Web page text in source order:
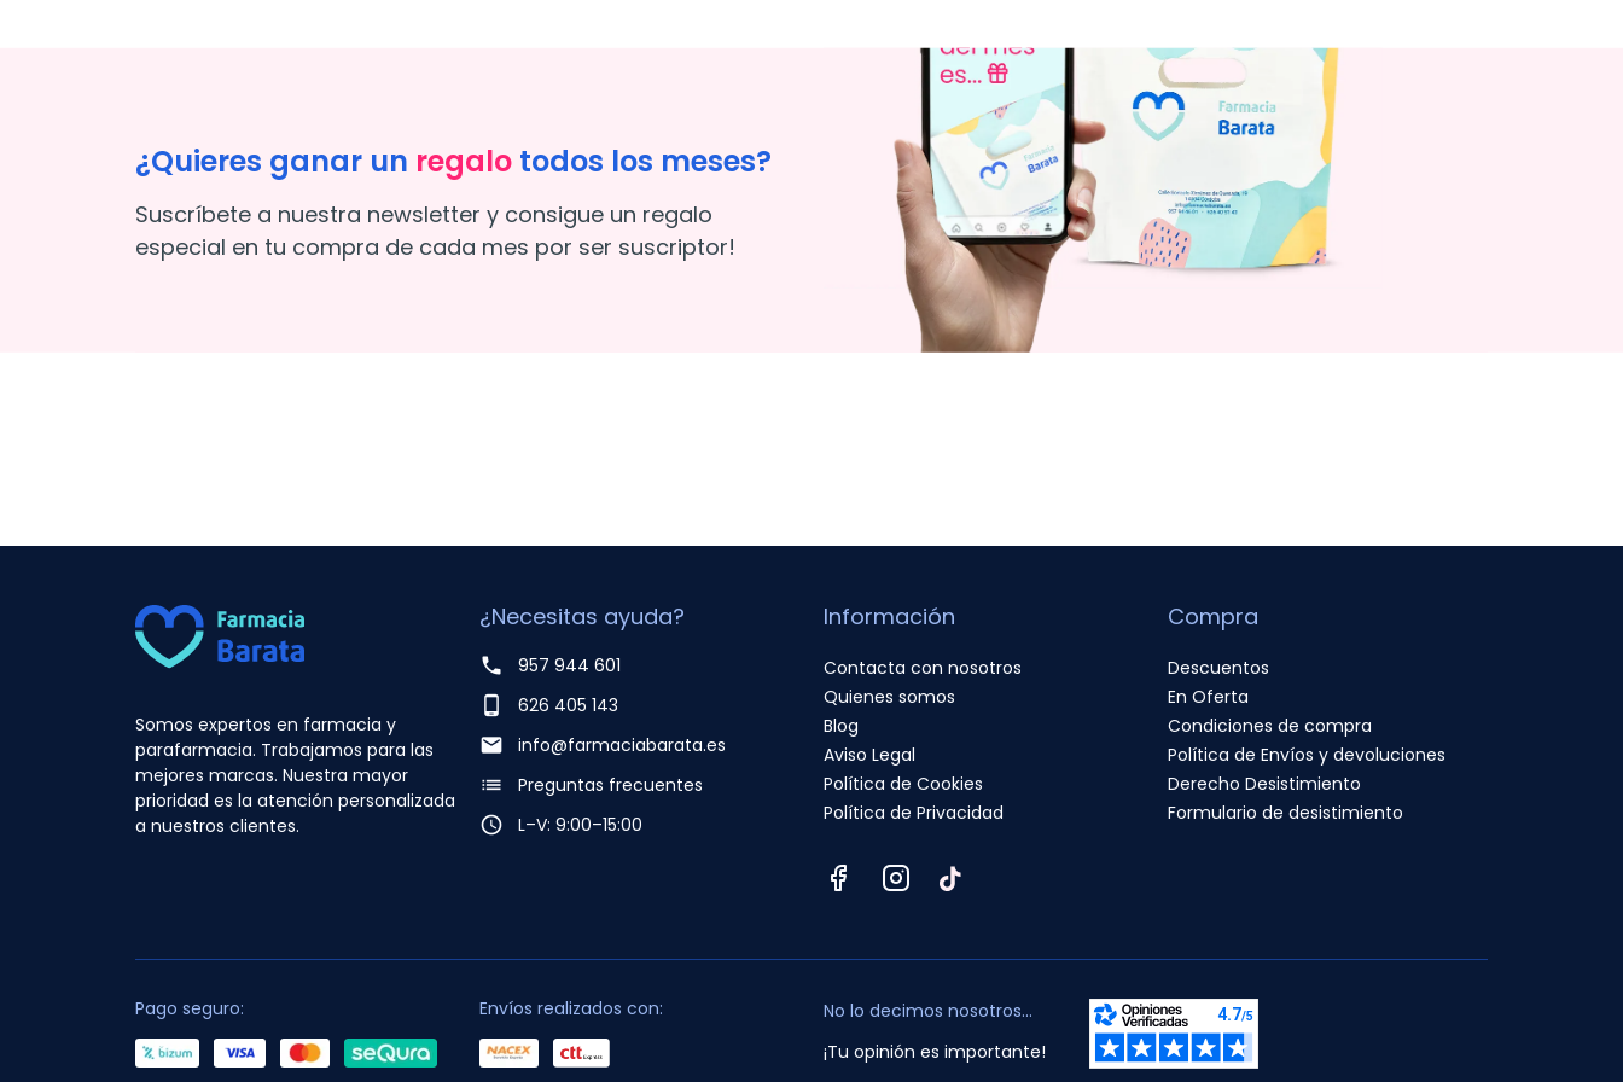
¿Quieres ganar un regalo todos los meses?
Suscríbete a nuestra newsletter y consigue un regalo
especial en tu compra de cada mes por ser suscriptor!
Somos expertos en farmacia y
parafarmacia. Trabajamos para las
mejores marcas. Nuestra mayor
prioridad es la atención personalizada
a nuestros clientes.
¿Necesitas ayuda?
phone
957 944 601
phone_android
626 405 143
email
info@farmaciabarata.es
list
Preguntas frecuentes
access_time
L–V: 9:00–15:00
Información
Contacta con nosotros
Quienes somos
Blog
Aviso Legal
Política de Cookies
Política de Privacidad
Compra
Descuentos
En Oferta
Condiciones de compra
Política de Envíos y devoluciones
Derecho Desistimiento
Formulario de desistimiento
Pago seguro: Envíos realizados con:
No lo decimos nosotros...
¡Tu opinión es importante!